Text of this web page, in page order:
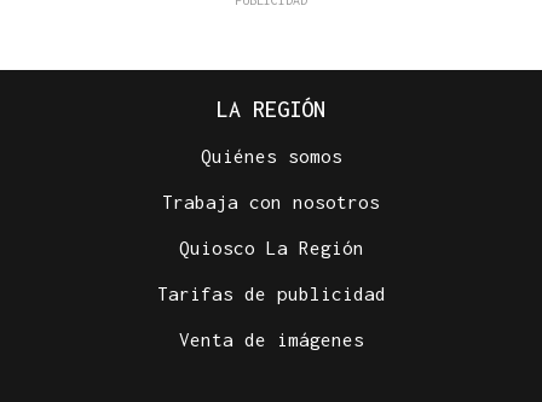
LA REGIÓN
Quiénes somos
Trabaja con nosotros
Quiosco La Región
Tarifas de publicidad
Venta de imágenes